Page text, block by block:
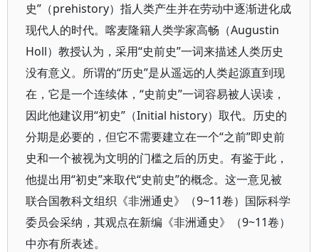
史”（prehistory）指人类产生并在劳动中逐渐进化成
现代人的时代。喀麦隆籍人类学家高畅（Augustin
Holl）教授认为，采用“史前史”一词来描述人类历史
没有意义。所谓的“历史”是从遥远的人类起源直到现
在，它是一个连续体，“史前史”一词容易被人误读，
因此他建议用“初史”（Initial history）取代。历史的
分期是必要的，但它不需要建立在一个“之前”即史前
史和一个被视为文明的门槛之后的历史。有鉴于此，
他提出用“初史”来取代“史前史”的概念。这一意见被
联合国教科文组织《非洲通史》（9~11卷）国际科学
委员会采纳，其观点在新编《非洲通史》（9~11卷）
中亦有所表述。